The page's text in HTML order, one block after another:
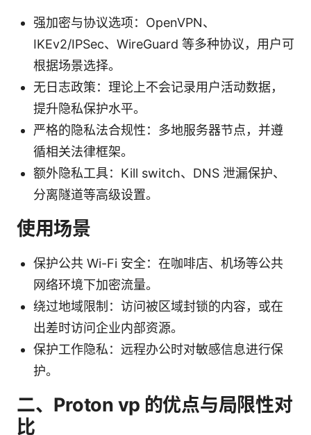
强加密与协议选项：OpenVPN、
IKEv2/IPSec、WireGuard 等多种协议，用户可
根据场景选择。
无日志政策：理论上不会记录用户活动数据，
提升隐私保护水平。
严格的隐私法合规性：多地服务器节点，并遵
循相关法律框架。
额外隐私工具：Kill switch、DNS 泄漏保护、
分离隧道等高级设置。
使用场景
保护公共 Wi-Fi 安全：在咖啡店、机场等公共
网络环境下加密流量。
绕过地域限制：访问被区域封锁的内容，或在
出差时访问企业内部资源。
保护工作隐私：远程办公时对敏感信息进行保
护。
二、Proton vp 的优点与局限性对
比